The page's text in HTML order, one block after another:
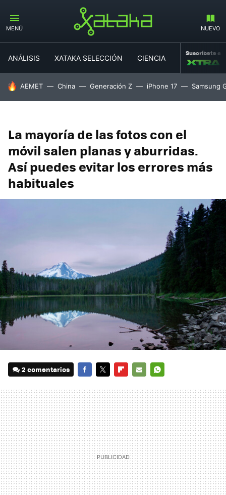
MENÚ NUEVO
ANÁLISIS XATAKA SELECCIÓN CIENCIA MOVILIDAD
Suscríbete a
HOY SE HABLA DE
AEMET China Generación Z iPhone 17 Samsung
La mayoría de las fotos con el
móvil salen planas y aburridas.
Así puedes evitar los errores más
habituales
2 comentarios
MAIL